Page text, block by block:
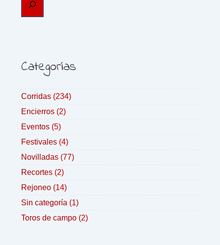
Categorías
Corridas (234)
Encierros (2)
Eventos (5)
Festivales (4)
Novilladas (77)
Recortes (2)
Rejoneo (14)
Sin categoría (1)
Toros de campo (2)